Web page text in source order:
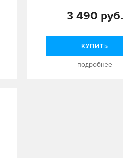
3 490 руб.
КУПИТЬ
подробнее